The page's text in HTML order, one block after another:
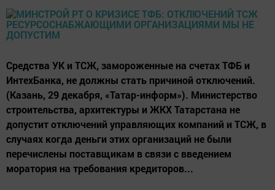
Средства УК и ТСЖ, замороженные на счетах ТФБ и
ИнтехБанка, не должны стать причиной отключений.
(Казань, 29 декабря, «Татар-информ»). Министерство
строительства, архитектуры и ЖКХ Татарстана не
допустит отключений управляющих компаний и ТСЖ, в
случаях когда деньги этих организаций не были
перечислены поставщикам в связи с введением
моратория на требования кредиторов...